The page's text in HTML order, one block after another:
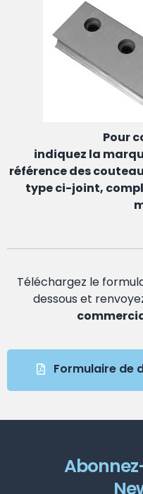
Pour
indiquez la
référence des
type ci-joint,
Téléchargez le
dessous et
Formulaire de